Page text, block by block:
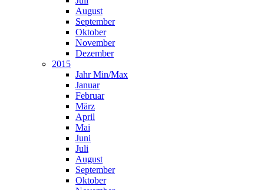
August
September
Oktober
November
Dezember
2015
Jahr Min/Max
Januar
Februar
März
April
Mai
Juni
Juli
August
September
Oktober